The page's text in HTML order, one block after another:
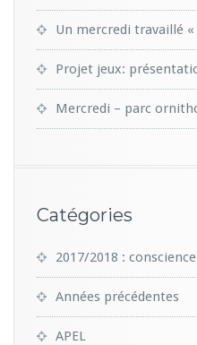
Un mercredi travaillé
Projet jeux:
Mercredi – parc
Catégories
2017/2018 :
Années précédentes
APEL